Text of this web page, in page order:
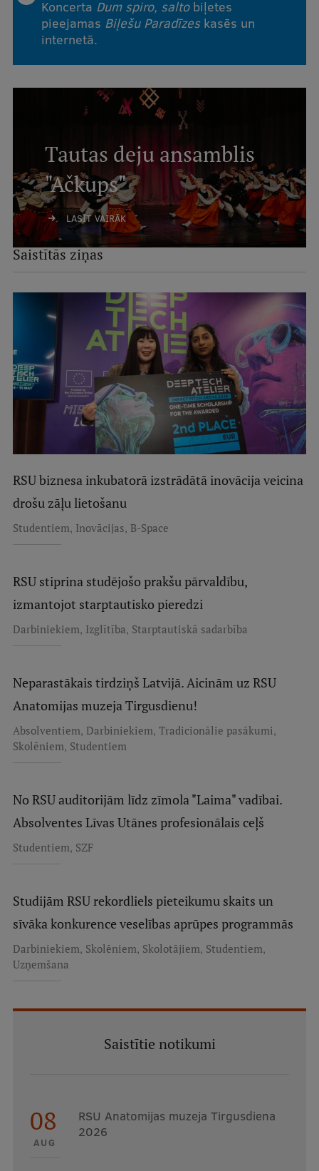
Koncerta Dum spiro, saltobiļetes
pieejamas Biļešu Paradīzeskasēs un
internetā.
Tautas deju ansamblis
"Ačkups"
LASĪT VAIRĀK
Saistītās ziņas
RSU biznesa inkubatorā izstrādātā inovācija veicina
drošu zāļu lietošanu
Studentiem, Inovācijas, B-Space
RSU stiprina studējošo prakšu pārvaldību,
izmantojot starptautisko pieredzi
Darbiniekiem, Izglītība, Starptautiskā sadarbība
Neparastākais tirdziņš Latvijā. Aicinām uz RSU
Anatomijas muzeja Tirgusdienu!
Absolventiem, Darbiniekiem, Tradicionālie pasākumi,
Skolēniem, Studentiem
No RSU auditorijām līdz zīmola "Laima" vadībai.
Absolventes Līvas Utānes profesionālais ceļš
Studentiem, SZF
Studijām RSU rekordliels pieteikumu skaits un
sīvāka konkurence veselības aprūpes programmās
Darbiniekiem, Skolēniem, Skolotājiem, Studentiem,
Uzņemšana
Saistītie notikumi
08
AUG
RSU Anatomijas muzeja Tirgusdiena
2026